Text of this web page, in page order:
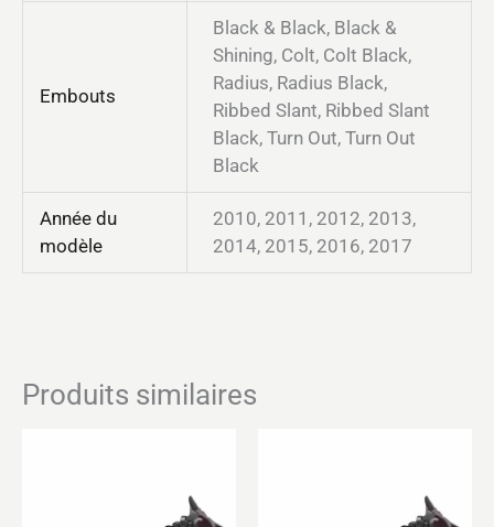
Embouts
Black & Black, Black &
Shining, Colt, Colt Black,
Radius, Radius Black,
Ribbed Slant, Ribbed Slant
Black, Turn Out, Turn Out
Black
Année du
modèle
2010, 2011, 2012, 2013,
2014, 2015, 2016, 2017
Produits similaires